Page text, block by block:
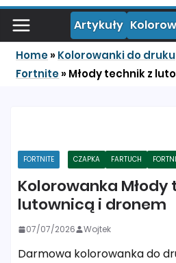
Artykuły
Home» Kolorowanki do druku
Fortnite» Młody technik z
FORTNITE CZAPKA FARTUCH
Kolorowanka Młody
lutownicą i dronem
07/07/2026 Wojtek
Darmowa kolorowanka do